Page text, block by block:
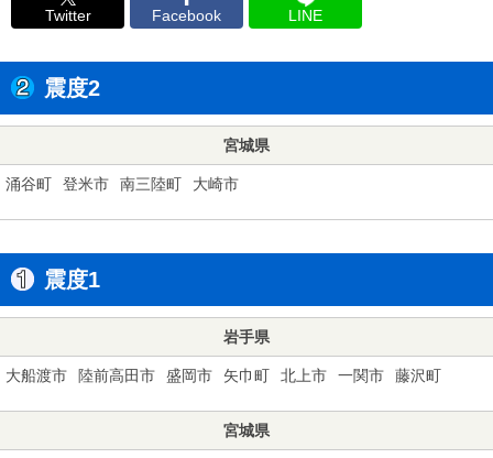
Twitter Facebook LINE
震度2
宮城県
涌谷町 登米市 南三陸町 大崎市
震度1
岩手県
大船渡市 陸前高田市 盛岡市 矢巾町 北上市 一関市 藤沢町
宮城県